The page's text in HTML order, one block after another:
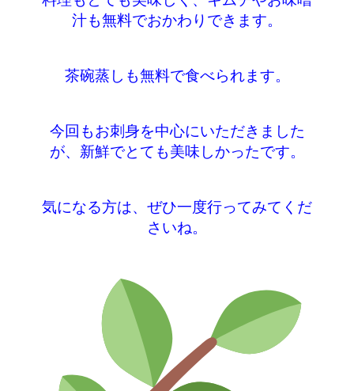
汁も無料でおかわりできます。
茶碗蒸しも無料で食べられます。
今回もお刺身を中心にいただきました
が、新鮮でとても美味しかったです。
気になる方は、ぜひ一度行ってみてくだ
さいね。